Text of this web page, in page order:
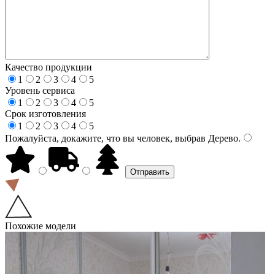
Качество продукции
1
2 3 4
5
Уровень сервиса
1
2 3 4
5
Срок изготовления
1
2 3 4
5
Пожалуйста, докажите, что вы человек, выбрав Дерево.
Похожие модели